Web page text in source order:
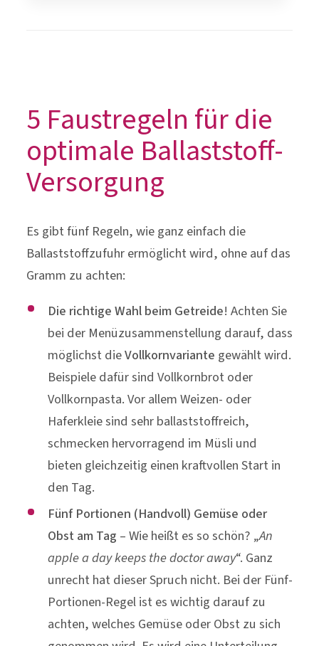
Es gibt fünf Regeln, wie ganz einfach die
Ballaststoffzufuhr ermöglicht wird, ohne auf das
Gramm zu achten:
bei der Menüzusammenstellung darauf, dass
möglichst dieVollkornvariantegewählt wird.
Beispiele dafür sind Vollkornbrot oder
Haferkleie sind sehr ballaststoffreich,
schmecken hervorragend im Müsli und
bieten gleichzeitig einen kraftvollen Start in
den Tag.
Fünf Portionen (Handvoll) Gemüse oder
Obst am Tag– Wie heißt es so schön? „
apple a day keeps the doctor away“. Ganz
unrecht hat dieser Spruch nicht. Bei der Fünf-
achten, welches Gemüse oder Obst zu sich
genommen wird. Es wird eine Unterteilung
von drei Portionen Gemüse und zwei
Portionen Obst vorgeschlagen. Aber nicht
jedes dieser Lebensmittel enthält
ausreichend Ballaststoffe. Top